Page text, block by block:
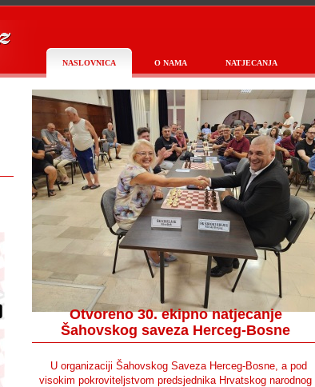
NASLOVNICA O NAMA NATJECANJA
Otvoreno 30. ekipno natjecanje
Šahovskog saveza Herceg-Bosne
U organizaciji Šahovskog Saveza Herceg-Bosne, a pod
visokim pokroviteljstvom predsjednika Hrvatskog narodnog